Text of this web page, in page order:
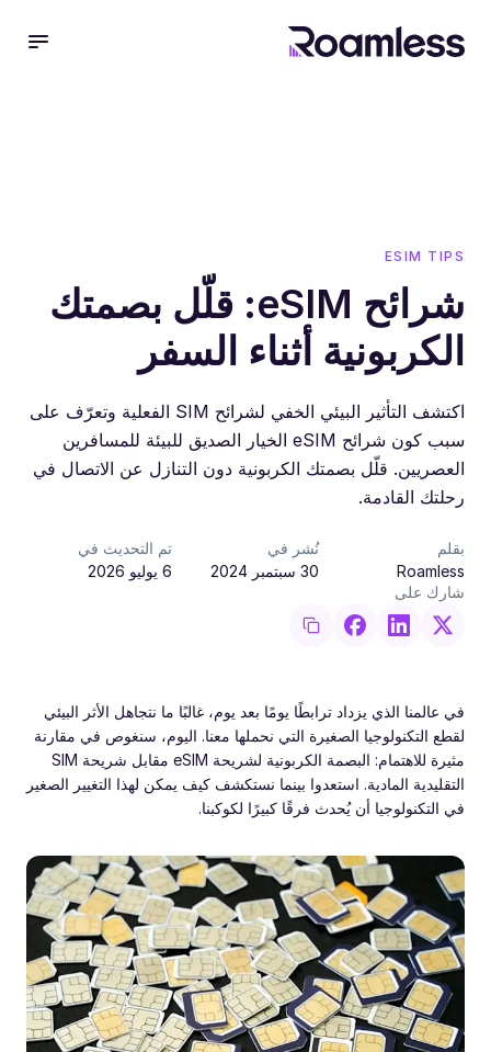
ESIM TIPS
شرائح eSIM: قلّل بصمتك
الكربونية أثناء السفر
اكتشف التأثير البيئي الخفي لشرائح SIM الفعلية وتعرّف على
سبب كون شرائح eSIM الخيار الصديق للبيئة للمسافرين
العصريين. قلّل بصمتك الكربونية دون التنازل عن الاتصال في
رحلتك القادمة.
بقلم
Roamless
نُشر في
30 سبتمبر 2024
تم التحديث في
6 يوليو 2026
شارك على
في عالمنا الذي يزداد ترابطًا يومًا بعد يوم، غالبًا ما نتجاهل الأثر البيئي
لقطع التكنولوجيا الصغيرة التي نحملها معنا. اليوم، سنغوص في مقارنة
مثيرة للاهتمام: البصمة الكربونية لشريحة eSIM مقابل شريحة SIM
التقليدية المادية. استعدوا بينما نستكشف كيف يمكن لهذا التغيير الصغير
في التكنولوجيا أن يُحدث فرقًا كبيرًا لكوكبنا.